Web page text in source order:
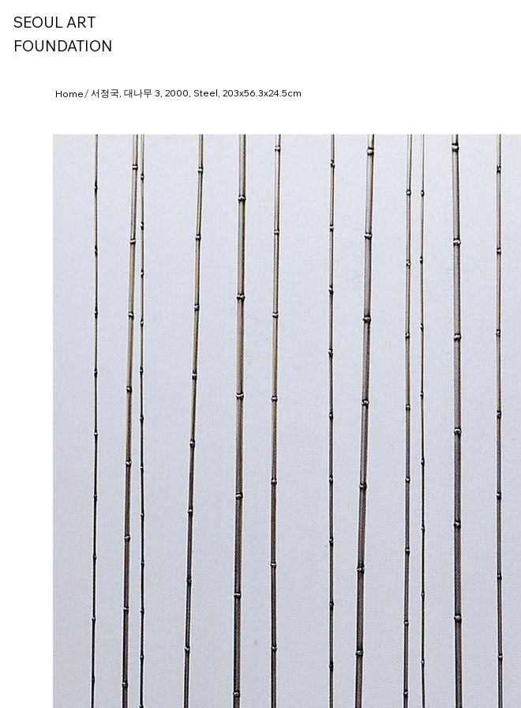
SEOUL ART
FOUNDATION
Home/서정국, 대나무 3, 2000, Steel, 203x56.3x24.5cm